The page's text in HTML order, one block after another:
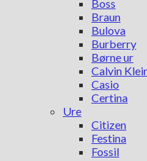
Boss
Braun
Bulova
Burberry
Børne ur
Calvin
Casio
Certina
Ure
Citizen
Festina
Fossil